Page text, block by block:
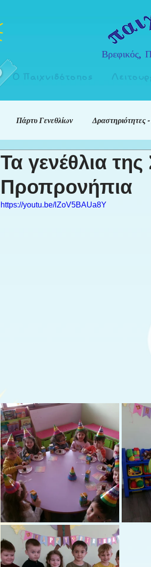
Βρεφικός,
Ο Παιχνιδότοπος
Πάρτυ Γενεθλίων Δραστηριότητες
Τα γενέθλια
Προπρονήπια
https://youtu.be/lZoV5BAUa8Y